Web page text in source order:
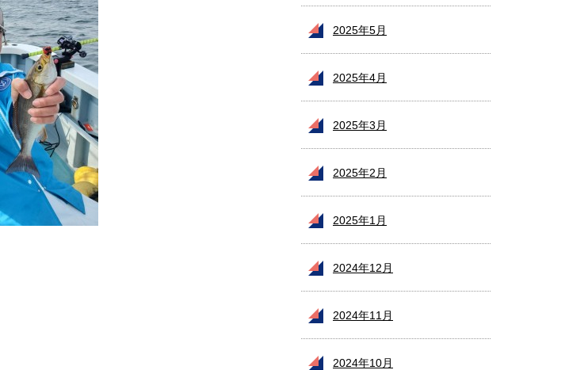
2025年5月
2025年4月
2025年3月
2025年2月
2025年1月
2024年12月
2024年11月
2024年10月